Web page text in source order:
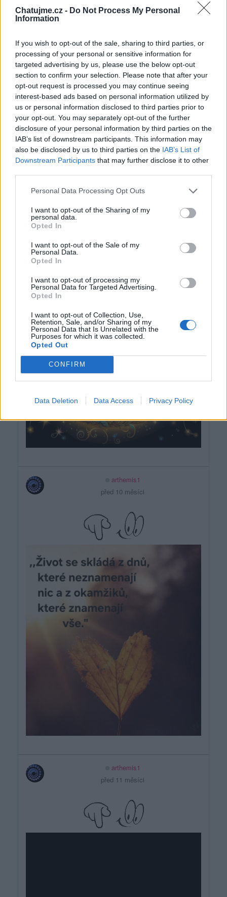
Chatujme.cz - Do Not Process My Personal
Information
If you wish to opt-out of the sale, sharing to third parties, or
processing of your personal or sensitive information for
targeted advertising by us, please use the below opt-out
section to confirm your selection. Please note that after your
opt-out request is processed you may continue seeing
interest-based ads based on personal information utilized by
us or personal information disclosed to third parties prior to
your opt-out. You may separately opt-out of the further
disclosure of your personal information by third parties on the
IAB’s list of downstream participants. This information may
also be disclosed by us to third parties on the IAB’s List of
Downstream Participants that may further disclose it to other
Personal Data Processing Opt Outs
I want to opt-out of the Sharing of my
personal data.
Opted In
I want to opt-out of the Sale of my
Personal Data.
Opted In
I want to opt-out of processing my
Personal Data for Targeted Advertising.
Opted In
I want to opt-out of Collection, Use,
Retention, Sale, and/or Sharing of my
Personal Data that Is Unrelated with the
Purposes for which it was collected.
Opted Out
CONFIRM
Data Deletion Data Access Privacy Policy
před 9 měsíci
arthemis1
arthemis1
před 10 měsíci
arthemis1
před 11 měsíci